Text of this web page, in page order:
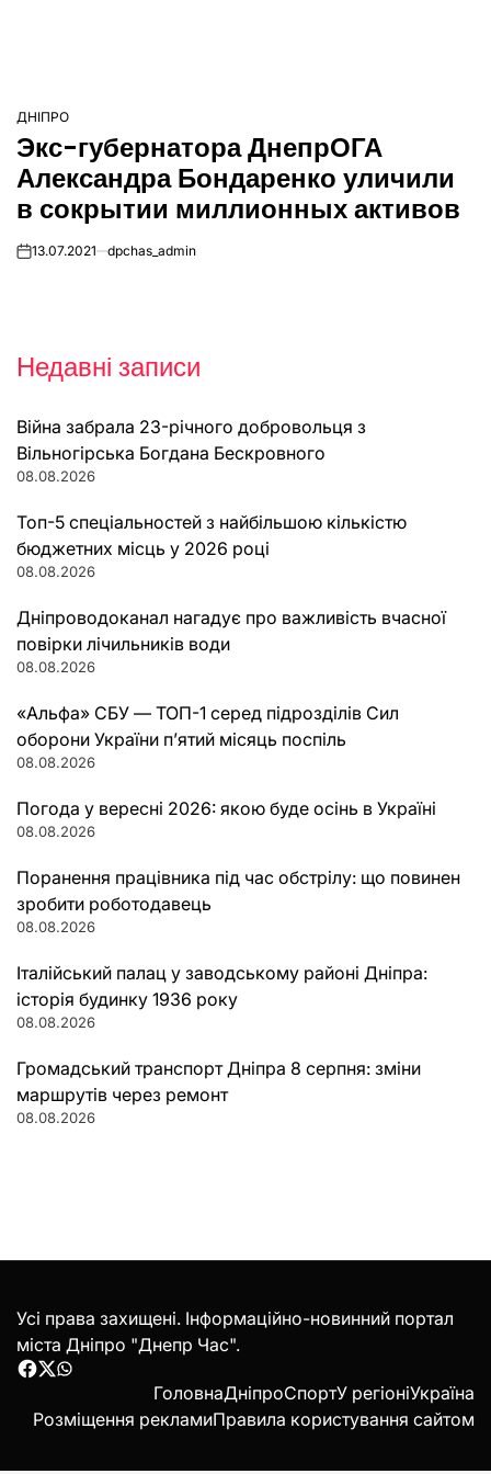
ОПУБЛІКУВАТИ
У
ДНІПРО
Экс-губернатора ДнепрОГА
Александра Бондаренко уличили
в сокрытии миллионных активов
on13.07.2021 dpchas_admin
Недавні записи
Війна забрала 23-річного добровольця з
Вільногірська Богдана Бескровного
08.08.2026
Топ-5 спеціальностей з найбільшою кількістю
бюджетних місць у 2026 році
08.08.2026
Дніпроводоканал нагадує про важливість вчасної
повірки лічильників води
08.08.2026
«Альфа» СБУ — ТОП-1 серед підрозділів Сил
оборони України п’ятий місяць поспіль
08.08.2026
Погода у вересні 2026: якою буде осінь в Україні
08.08.2026
Поранення працівника під час обстрілу: що повинен
зробити роботодавець
08.08.2026
Італійський палац у заводському районі Дніпра:
історія будинку 1936 року
08.08.2026
Громадський транспорт Дніпра 8 серпня: зміни
маршрутів через ремонт
08.08.2026
Усі права захищені. Інформаційно-новинний портал
міста Дніпро "Днепр Час".
Facebook
Twitter
WhatsApp
ГоловнаДніпроСпортУ регіоніУкраїна
Розміщення рекламиПравила користування сайтом